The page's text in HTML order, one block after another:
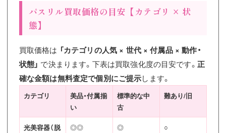
パスリル買取価格の目安【カテゴリ × 状
態】
買取価格は 「カテゴリの人気 × 世代 × 付属品 × 動作・
状態」 で決まります。下表は買取強化度の目安です。 正
確な金額は無料査定で個別にご提示します。
カテゴリ
美品・付属揃
い
標準的な中
古
難あり/旧
光美容器（脱
◎◎ ◎ ○